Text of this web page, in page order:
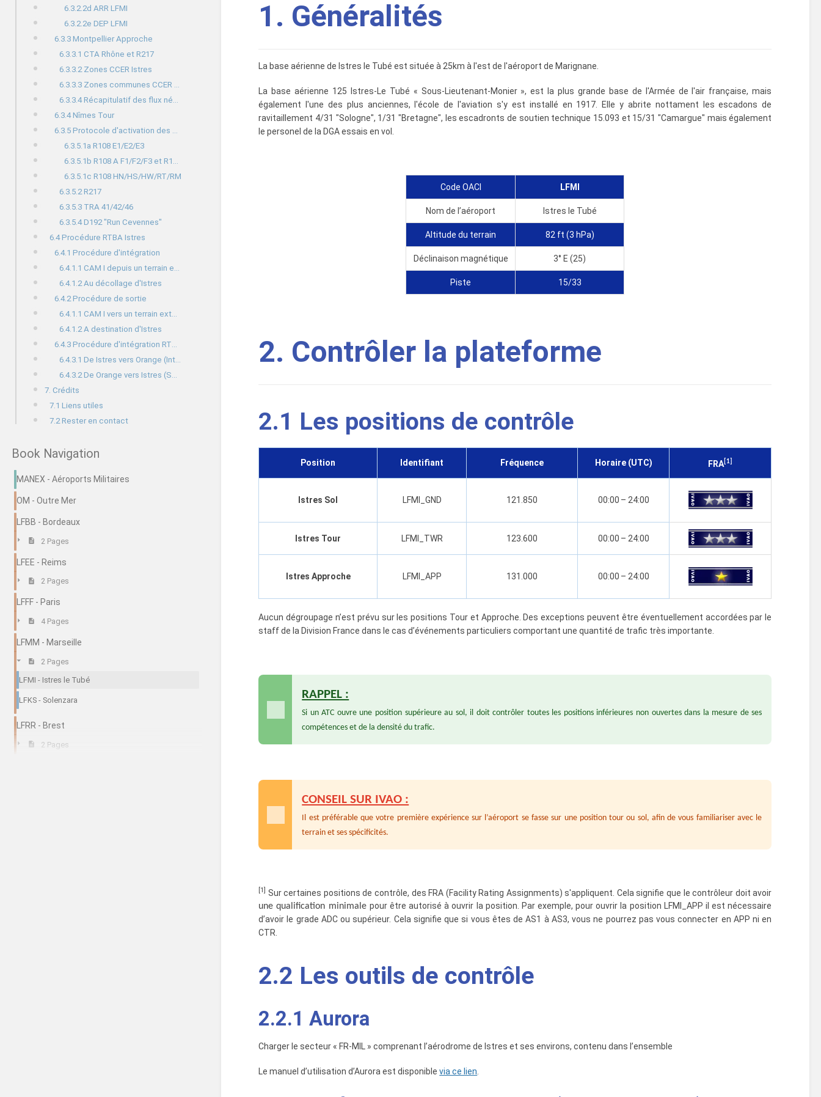
6.3.2.2d ARR LFMI
6.3.2.2e DEP LFMI
6.3.3 Montpellier Approche
6.3.3.1 CTA Rhône et R217
6.3.3.2 Zones CCER Istres
6.3.4 Nîmes Tour
6.3.5.1a R108 E1/E2/E3
6.3.5.1c R108 HN/HS/HW/RT/RM
6.3.5.2 R217
6.3.5.3 TRA 41/42/46
6.3.5.4 D192 "Run Cevennes"
6.4 Procédure RTBA Istres
6.4.1 Procédure d'intégration
6.4.1.2 Au décollage d'Istres
6.4.2 Procédure de sortie
6.4.1.2 A destination d'Istres
7. Crédits
7.1 Liens utiles
7.2 Rester en contact
Book Navigation
MANEX - Aéroports Militaires
OM - Outre Mer
LFBB - Bordeaux
2 Pages
LFEE - Reims
2 Pages
LFFF - Paris
4 Pages
LFMM - Marseille
2 Pages
LFMI - Istres le Tubé
LFKS - Solenzara
LFRR - Brest
2 Pages
1. Généralités
La base aérienne de Istres le Tubé est située à 25km à l'est de l'aéroport de Marignane.
La base aérienne 125 Istres-Le Tubé « Sous-Lieutenant-Monier », est la plus grande base de l'Armée de l'air française, mais
également l'une des plus anciennes, l'école de l'aviation s'y est installé en 1917. Elle y abrite nottament les escadons de
ravitaillement 4/31 "Sologne", 1/31 "Bretagne", les escadronts de soutien technique 15.093 et 15/31 "Camargue" mais également
le personel de la DGA essais en vol.
Code OACI LFMI
Nom de l’aéroport Istres le Tubé
Altitude du terrain 82 ft (3 hPa)
Déclinaison magnétique 3° E (25)
Piste 15/33
2. Contrôler la plateforme
2.1 Les positions de contrôle
Position Identifiant Fréquence Horaire (UTC) FRA [1]
Istres Sol LFMI_GND 121.850 00:00 – 24:00
Istres Tour LFMI_TWR 123.600 00:00 – 24:00
Istres Approche LFMI_APP 131.000 00:00 – 24:00
Aucun dégroupage n’est prévu sur les positions Tour et Approche. Des exceptions peuvent être éventuellement accordées par le
staff de la Division France dans le cas d’événements particuliers comportant une quantité de trafic très importante.
RAPPEL :
Si un ATC ouvre une position supérieure au sol, il doit contrôler toutes les positions inférieures non ouvertes dans la mesure de ses
compétences et de la densité du trafic.
CONSEIL SUR IVAO :
Il est préférable que votre première expérience sur l’aéroport se fasse sur une position tour ou sol, afin de vous familiariser avec le
terrain et ses spécificités.
[1] Sur certaines positions de contrôle, des FRA (Facility Rating Assignments) s'appliquent. Cela signifie que le contrôleur doit avoir
une qualification minimale pour être autorisé à ouvrir la position. Par exemple, pour ouvrir la position LFMI_APP il est nécessaire
d’avoir le grade ADC ou supérieur. Cela signifie que si vous êtes de AS1 à AS3, vous ne pourrez pas vous connecter en APP ni en
CTR.
2.2 Les outils de contrôle
2.2.1 Aurora
Charger le secteur « FR-MIL » comprenant l’aérodrome de Istres et ses environs, contenu dans l’ensemble
Le manuel d’utilisation d’Aurora est disponiblevia ce lien.